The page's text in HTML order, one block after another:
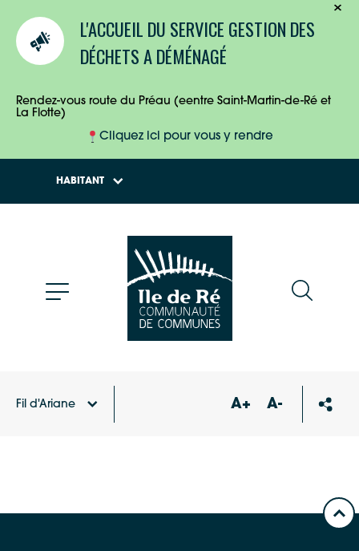
L'ACCUEIL DU SERVICE GESTION DES
DÉCHETS A DÉMÉNAGÉ
Rendez-vous route du Préau (eentre Saint-Martin-de-Ré et
La Flotte)
Cliquez ici pour vous y rendre
HABITANT
ENTREPRISES
Fil d'Ariane A+ A-